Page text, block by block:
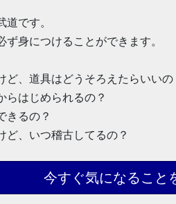
道です。
ず身につけることができます。
ど、道具はどうそろえたらいいの
らはじめられるの？
きるの？
ど、いつ稽古してるの？
今すぐ気になること